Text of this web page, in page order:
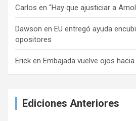
Carlos en “Hay que ajusticiar a
Dawson en EU entregó ayuda
opositores
Erick en Embajada vuelve ojos
Ediciones Anteriores